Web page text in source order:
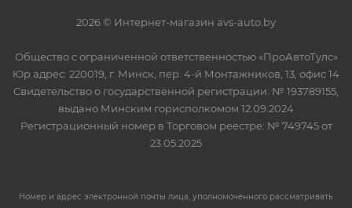
2026 © Интернет-магазин avs-auto.by
Общество с ограниченной ответственностью «ПроАвтоТулс»
Юр.адрес: 220019, г. Минск, пер. 4-й Монтажников, 13, офис 14
Свидетельство о государственной регистрации: № 193789155,
выдано Минским горисполкомом 12.09.2024
Регистрационный номер в Торговом реестре: № 749745 от
23.05.2025
Номер и адрес электронной почты лица, уполномоченного рассматривать